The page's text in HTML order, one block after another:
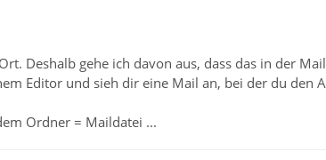
Deshalb gehe ich davon aus, dass das in der
Editor und sieh dir eine Mail an, bei der du den
Ordner = Maildatei ...